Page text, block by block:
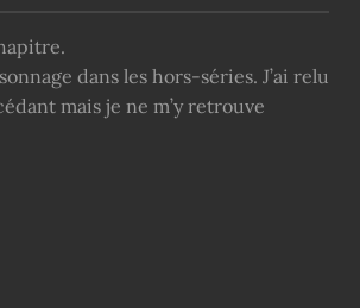
dans les hors-séries. J’ai relu
mais je ne m’y retrouve